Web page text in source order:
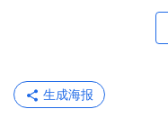
生成海报